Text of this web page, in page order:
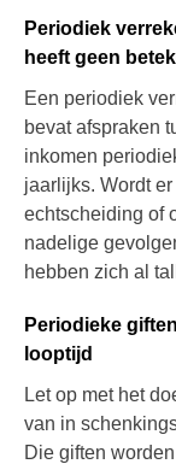
Periodiek
heeft geen
Een periodiek
bevat afspraken
inkomen
jaarlijks. Wordt
echtscheiding of
nadelige
hebben zich al
Periodieke
looptijd
Let op met het
van in
Die giften